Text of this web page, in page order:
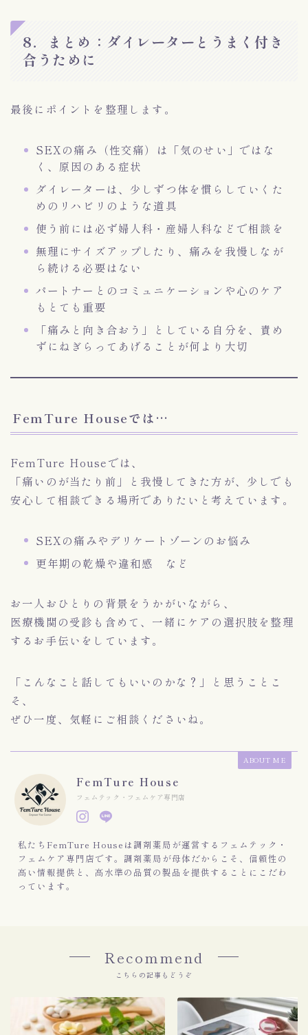
8．まとめ：ダイレーターとうまく付き
合うために
最後にポイントを整理します。
SEXの痛み（性交痛）は「気のせい」ではな
く、原因のある症状
ダイレーターは、少しずつ体を慣らしていくた
めのリハビリのような道具
使う前には必ず婦人科・産婦人科などで相談を
無理にサイズアップしたり、痛みを我慢しなが
ら続ける必要はない
パートナーとのコミュニケーションや心のケア
もとても重要
「痛みと向き合おう」としている自分を、責め
ずにねぎらってあげることが何より大切
FemTure Houseでは…
FemTure Houseでは、
「痛いのが当たり前」と我慢してきた方が、少しでも
安心して相談できる場所でありたいと考えています。
SEXの痛みやデリケートゾーンのお悩み
更年期の乾燥や違和感 など
お一人おひとりの背景をうかがいながら、
医療機関の受診も含めて、一緒にケアの選択肢を整理
するお手伝いをしています。
「こんなこと話してもいいのかな？」と思うことこ
そ、
ぜひ一度、気軽にご相談くださいね。
ABOUT ME
FemTure House
フェムテック・フェムケア専門店
私たちFemTure Houseは調剤薬局が運営するフェムテック・
フェムケア専門店です。調剤薬局が母体だからこそ、信頼性の
高い情報提供と、高水準の品質の製品を提供することにこだわ
っています。
Recommend
こちらの記事もどうぞ